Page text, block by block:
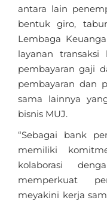
antara lain
bentuk giro,
Lembaga
layanan transaksi
pembayaran gaji
pembayaran dan
sama lainnya
bisnis MUJ.
“Sebagai bank
memiliki
kolaborasi
memperkuat
meyakini kerja